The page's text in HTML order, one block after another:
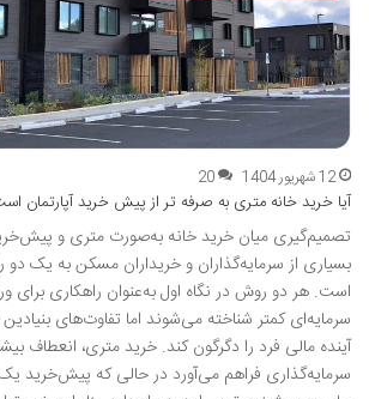
12 شهریور 1404 20
آیا خرید خانه متری به صرفه تر از پیش خرید آپارتمان
تصمیم‌گیری میان خرید خانه به‌صورت متری و
بسیاری از سرمایه‌گذاران و خریداران مسکن به یک
است. هر دو روش در نگاه اول به‌عنوان راهکاری برای
سرمایه‌ای کمتر شناخته می‌شوند اما تفاوت‌های
آینده مالی فرد را دگرگون کند. خرید متری، انعطاف
سرمایه‌گذاری فراهم می‌آورد در حالی که پیش‌خرید یک